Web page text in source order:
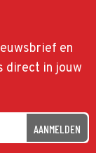
en
direct in jouw
AANMELDEN